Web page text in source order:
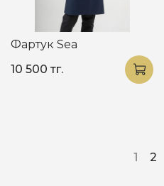
Фартук Sea
10 500 тг.
1 2